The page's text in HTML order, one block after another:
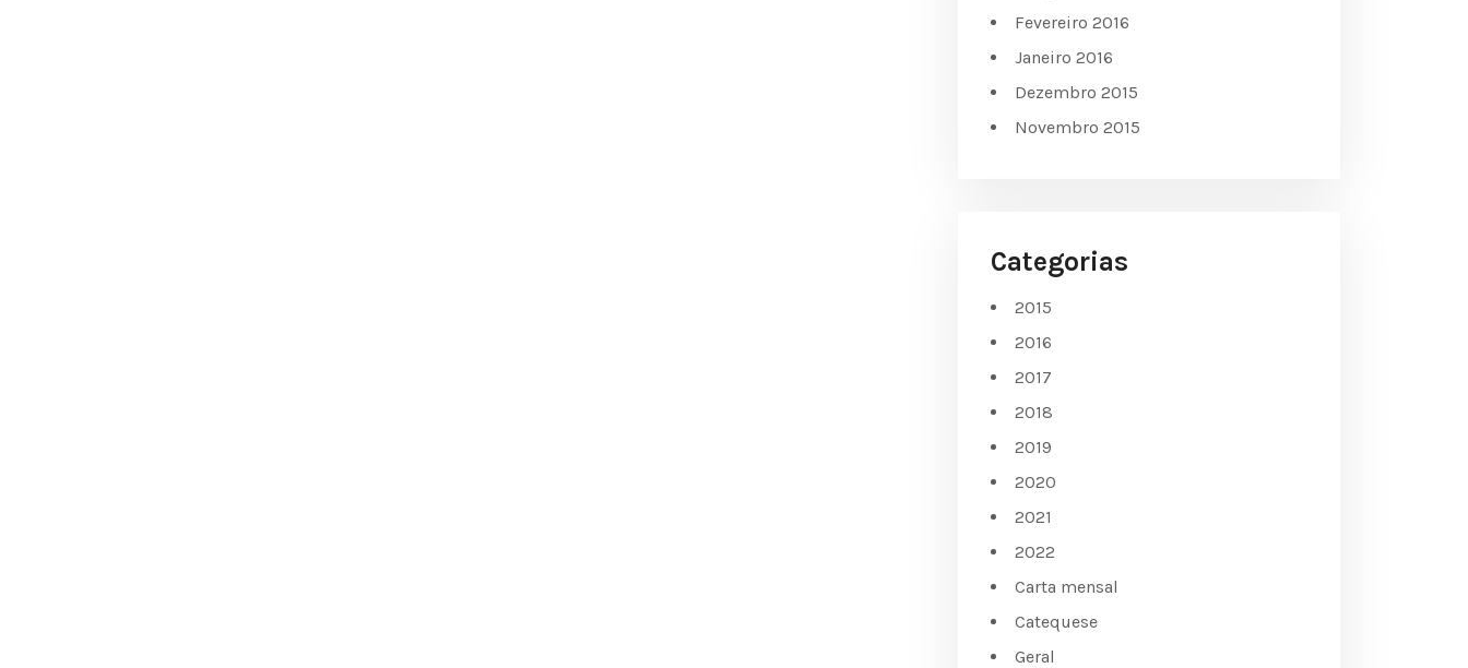
Fevereiro 2016
Janeiro 2016
Dezembro 2015
Novembro 2015
Categorias
2015
2016
2017
2018
2019
2020
2021
2022
Carta mensal
Catequese
Geral